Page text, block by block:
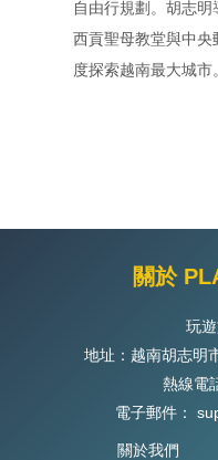
自由行規劃。胡志明
西貢聖母教堂與中央
度探索越南最大城市。
關於
玩
地址：越南胡志明
熱線電
電子郵件：
關於我們